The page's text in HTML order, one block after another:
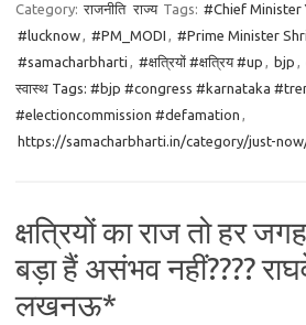
Category: राजनीति राज्य Tags: #Chief Minister
#lucknow, #PM_MODI , #Prime Minister
#samacharbharti , #क्षत्रियों #क्षत्रिय #up , bjp ,
स्वास्थ Tags: #bjp #congress #karnataka
#electioncommission #defamation ,
https://samacharbharti.in/category/just-
क्षत्रियों का राज तो हर
बड़ा हैं असंभव नहीं????
लखनऊ*